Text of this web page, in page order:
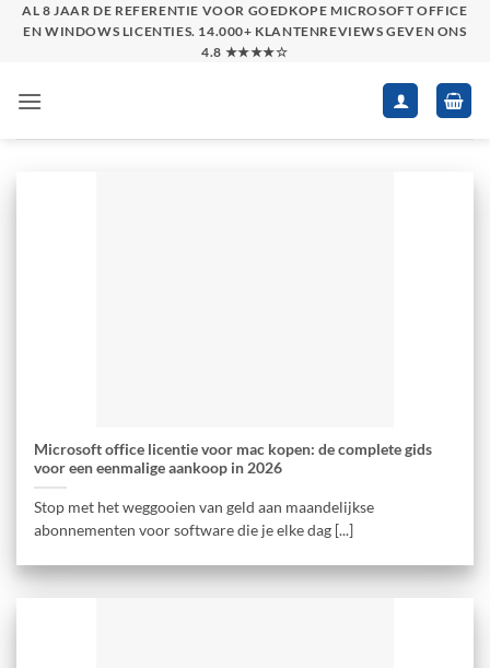
SkipAL 8 JAAR DE REFERENTIE VOOR GOEDKOPE MICROSOFT OFFICE
EN WINDOWS LICENTIES. 14.000+ KLANTENREVIEWS GEVEN ONS
4.8 ★★★★☆
Microsoft office licentie voor mac kopen: de complete gids
voor een eenmalige aankoop in 2026
Stop met het weggooien van geld aan maandelijkse
abonnementen voor software die je elke dag [...]